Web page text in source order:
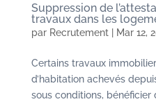
Suppression de
travaux dans les
par Recrutement| Mar 12,
Certains travaux
d’habitation achevés
sous conditions, bénéficier